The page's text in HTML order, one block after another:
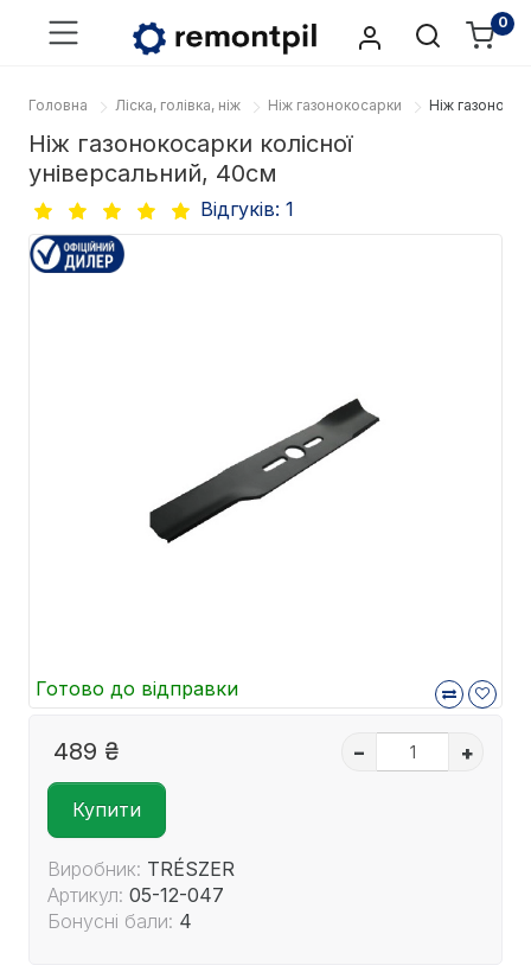
0
Головна Ліска, голівка, ніж Ніж газонокосарки Ніж
Ніж газонокосарки колісної
універсальний, 40см
Відгуків: 1
Готово до відправки
489 ₴ – +
Купити
Виробник: TRÉSZER
Артикул: 05-12-047
Бонусні бали: 4